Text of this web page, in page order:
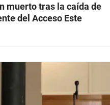
muerto tras la caída de
del Acceso Este